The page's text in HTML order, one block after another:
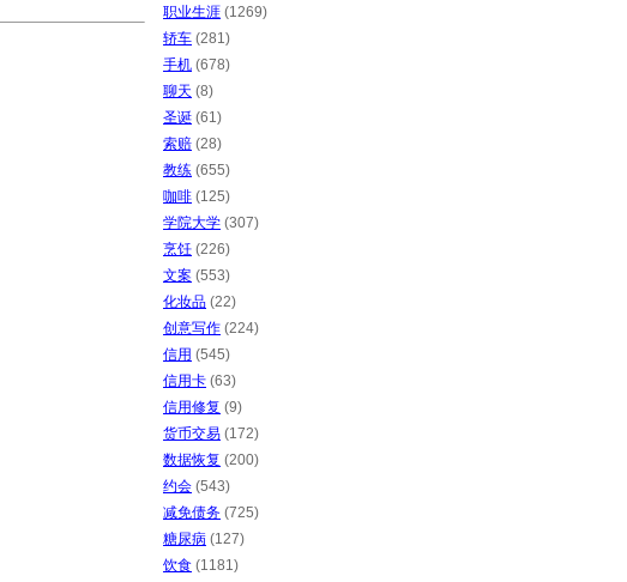
职业生涯 (1269)
轿车 (281)
手机 (678)
聊天 (8)
圣诞 (61)
索赔 (28)
教练 (655)
咖啡 (125)
学院大学 (307)
烹饪 (226)
文案 (553)
化妆品 (22)
创意写作 (224)
信用 (545)
信用卡 (63)
信用修复 (9)
货币交易 (172)
数据恢复 (200)
约会 (543)
减免债务 (725)
糖尿病 (127)
饮食 (1181)